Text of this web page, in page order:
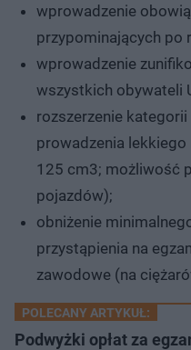
wprowadzenie
przypominających po
wprowadzenie
wszystkich obywateli
rozszerzenie
prowadzenia
125 cm3; możliwość
pojazdów);
obniżenie
przystąpienia na
zawodowe (na
POLECANY ARTYKUŁ:
Podwyżki opłat za